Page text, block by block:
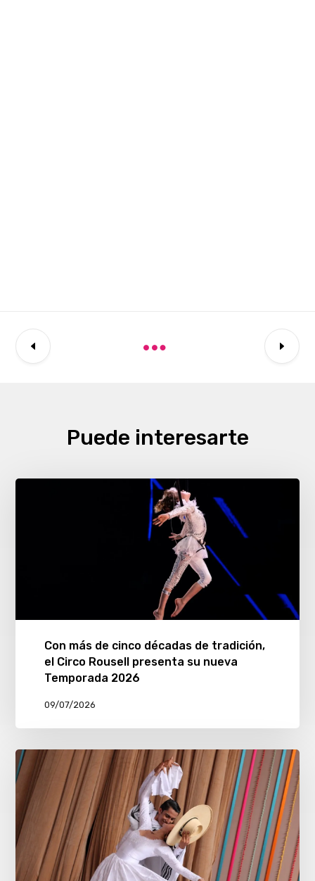
Puede interesarte
Con más de cinco décadas de tradición,
el Circo Rousell presenta su nueva
Temporada 2026
09/07/2026